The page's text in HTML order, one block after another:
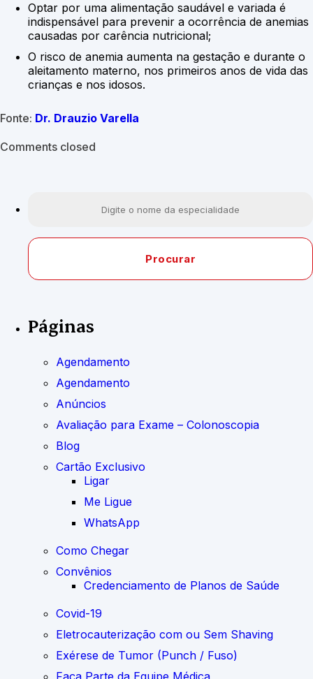
Optar por uma alimentação saudável e variada é
indispensável para prevenir a ocorrência de anemias
causadas por carência nutricional;
O risco de anemia aumenta na gestação e durante o
aleitamento materno, nos primeiros anos de vida das
crianças e nos idosos.
Fonte: Dr. Drauzio Varella
Comments closed
Páginas
Agendamento
Agendamento
Anúncios
Avaliação para Exame – Colonoscopia
Blog
Cartão Exclusivo
Ligar
Me Ligue
WhatsApp
Como Chegar
Convênios
Credenciamento de Planos de Saúde
Covid-19
Eletrocauterização com ou Sem Shaving
Exérese de Tumor (Punch / Fuso)
Faça Parte da Equipe Médica